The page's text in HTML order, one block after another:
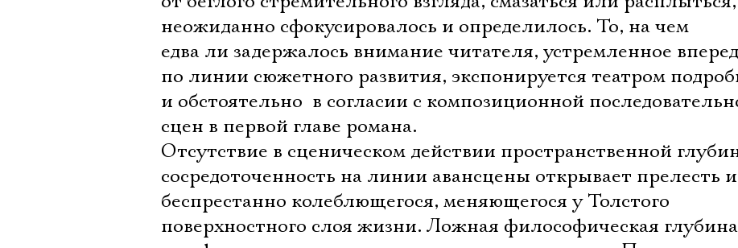
неожиданно сфокусировалось и определилось. То, на чем
едва ли задержалось внимание читателя, устремленное вперед
по линии сюжетного развития, экспонируется театром
и обстоятельно  в согласии с композиционной
сцен в первой главе романа.
Отсутствие в сценическом действии пространственной
сосредоточенность на линии авансцены открывает прелесть и
беспрестанно колеблющегося, меняющегося у Толстого
поверхностного слоя жизни. Ложная философическая глубина